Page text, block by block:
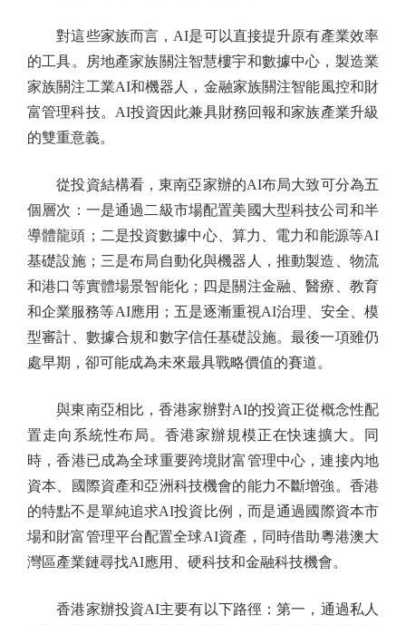
對這些家族而言，AI是可以直接提升原有產業效率
的工具。房地產家族關注智慧樓宇和數據中心，製造業
家族關注工業AI和機器人，金融家族關注智能風控和財
富管理科技。AI投資因此兼具財務回報和家族產業升級
的雙重意義。
從投資結構看，東南亞家辦的AI布局大致可分為五
個層次：一是通過二級市場配置美國大型科技公司和半
導體龍頭；二是投資數據中心、算力、電力和能源等AI
基礎設施；三是布局自動化與機器人，推動製造、物流
和港口等實體場景智能化；四是關注金融、醫療、教育
和企業服務等AI應用；五是逐漸重視AI治理、安全、模
型審計、數據合規和數字信任基礎設施。最後一項雖仍
處早期，卻可能成為未來最具戰略價值的賽道。
與東南亞相比，香港家辦對AI的投資正從概念性配
置走向系統性布局。香港家辦規模正在快速擴大。同
時，香港已成為全球重要跨境財富管理中心，連接內地
資本、國際資產和亞洲科技機會的能力不斷增強。香港
的特點不是單純追求AI投資比例，而是通過國際資本市
場和財富管理平台配置全球AI資產，同時借助粵港澳大
灣區產業鏈尋找AI應用、硬科技和金融科技機會。
香港家辦投資AI主要有以下路徑：第一，通過私人